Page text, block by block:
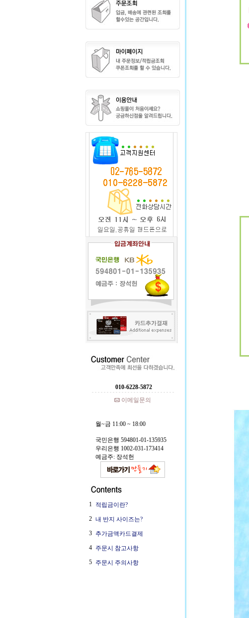
010-6228-5872
이메일문의
월~금 11:00 ~ 18:00
국민은행 594801-01-135935
우리은행 1002-031-173414
예금주: 장석헌
1 적립금이란?
2 내 반지 사이즈는?
3 추가금액카드결제
4 주문시 참고사항
5 주문시 주의사항